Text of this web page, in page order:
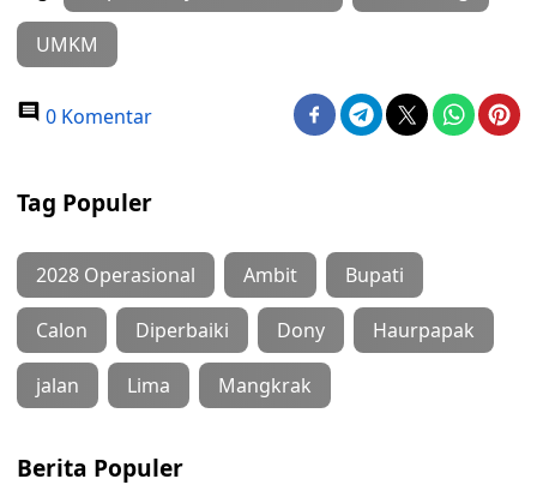
UMKM
0 Komentar
Tag Populer
2028 Operasional Ambit Bupati
Calon Diperbaiki Dony Haurpapak
jalan Lima Mangkrak
Berita Populer